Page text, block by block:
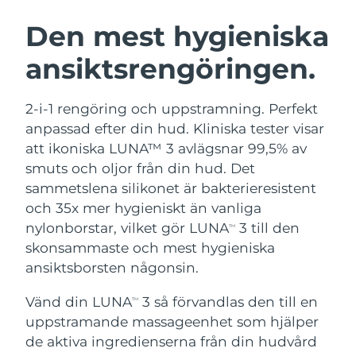
Den mest hygieniska
ansiktsrengöringen.
2-i-1 rengöring och uppstramning. Perfekt
anpassad efter din hud. Kliniska tester visar
att ikoniska LUNA™ 3 avlägsnar 99,5% av
smuts och oljor från din hud. Det
sammetslena silikonet är bakterieresistent
och 35x mer hygieniskt än vanliga
nylonborstar, vilket gör LUNATM
3 till den
skonsammaste och mest hygieniska
ansiktsborsten någonsin.
Vänd din LUNATM
3 så förvandlas den till en
uppstramande massageenhet som hjälper
de aktiva ingredienserna från din hudvård
LUNA™ 4-paket
Anti-aging massage
LUNA™ 4 Plus
Massage, LED heating
For men, anti-aging massage
BEAR™ 2-paket
Microcurrent toning
BEAR™ 2 go
Microcurrent toning on-the-go
Microcurrent line smoothing device
Återfuktning
UFO™ 3-paket
Deep facial hydration
UFO™ 3 LED
Near-infrared and red light therapy
device
Munvård
issa™ 4
Hybrid silicone sonic toothbrush
issa™ 4 plus
Smart hybrid silicone sonic toothbrush
FAQ™ ANTI-AGING-BEHANDLING
Anti-aging LED-behandlingar
NEW
Österrike Förväntad leverans 11/8/26
Bahrain Förväntad leverans12/8/26
Belgien
Bermuda Förväntad leverans 17/8/26
Bosnien och
Hercegovina
Förväntad leverans 14/8/26
Brunei Förväntad leverans16/8/26
Bulgarien
Kanada Förväntad leverans 15/8/26
Chile Förväntad leverans15/8/26